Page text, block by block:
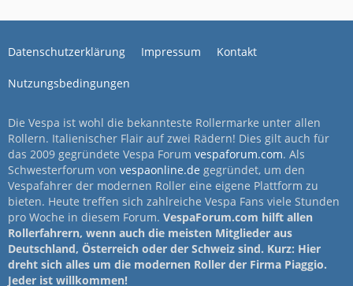
Datenschutzerklärung Impressum Kontakt
Nutzungsbedingungen
Die Vespa ist wohl die bekannteste Rollermarke unter allen
Rollern. Italienischer Flair auf zwei Rädern! Dies gilt auch für
das 2009 gegründete Vespa Forum vespaforum.com. Als
Schwesterforum von vespaonline.de gegründet, um den
Vespafahrer der modernen Roller eine eigene Plattform zu
bieten. Heute treffen sich zahlreiche Vespa Fans viele Stunden
pro Woche in diesem Forum. VespaForum.com hilft allen
Rollerfahrern, wenn auch die meisten Mitglieder aus
Deutschland, Österreich oder der Schweiz sind. Kurz: Hier
dreht sich alles um die modernen Roller der Firma Piaggio.
Jeder ist willkommen!